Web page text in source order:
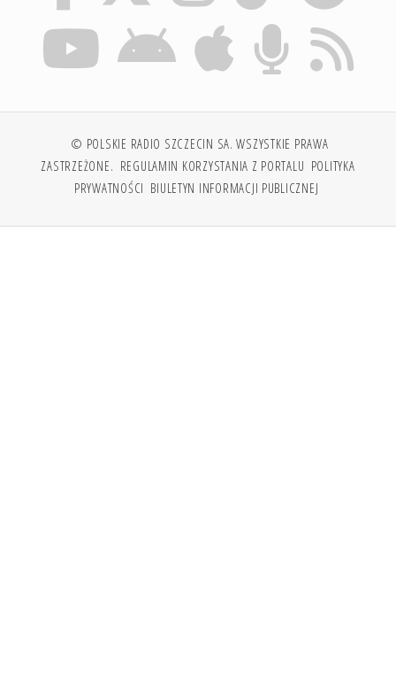
© POLSKIE RADIO SZCZECIN SA. WSZYSTKIE PRAWA
ZASTRZEŻONE. REGULAMIN KORZYSTANIA Z PORTALU POLITYKA
PRYWATNOŚCI BIULETYN INFORMACJI PUBLICZNEJ